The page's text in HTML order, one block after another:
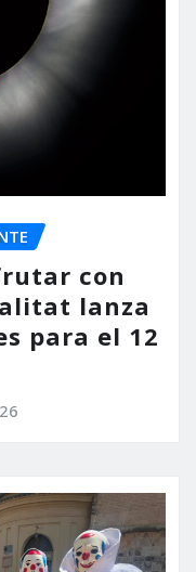
con
lanza
para el 12